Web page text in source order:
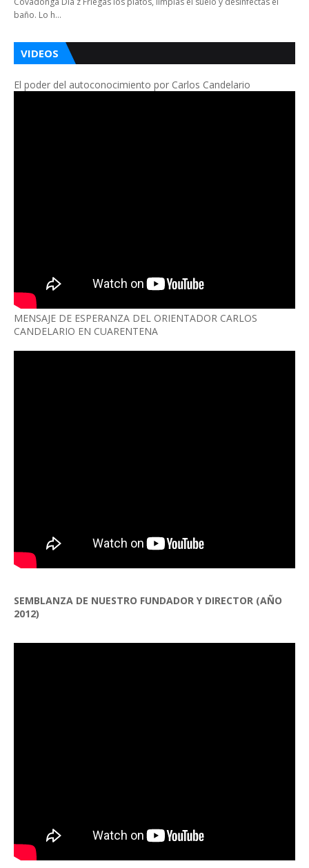
baño. Lo h…
VIDEOS
El poder del autoconocimiento por Carlos Candelario
MENSAJE DE ESPERANZA DEL ORIENTADOR CARLOS
CANDELARIO EN CUARENTENA
SEMBLANZA DE NUESTRO FUNDADOR Y DIRECTOR (AÑO
2012)